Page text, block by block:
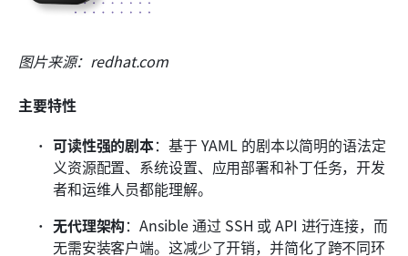
图片来源：redhat.com
主要特性
可读性强的剧本：基于 YAML 的剧本以简明的语法定
义资源配置、系统设置、应用部署和补丁任务，开发
者和运维人员都能理解。
无代理架构：Ansible 通过 SSH 或 API 进行连接，而
无需安装客户端。这减少了开销，并简化了跨不同环